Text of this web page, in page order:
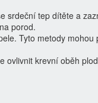
srdeční tep dítěte a
porod.
Tyto metody mohou
ovlivnit krevní oběh